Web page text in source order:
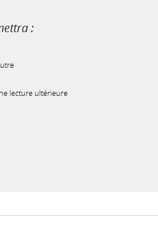
:
lecture ultérieure